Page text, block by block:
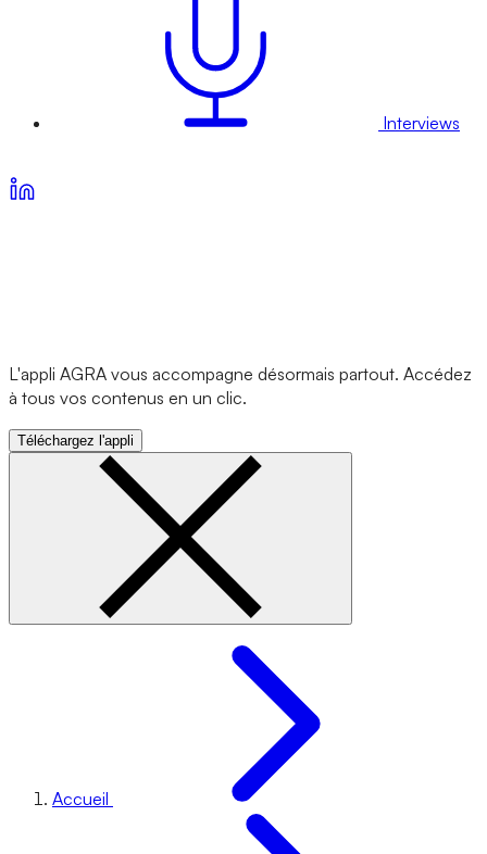
Interviews
L'appli AGRA vous accompagne désormais partout. Accédez
à tous vos contenus en un clic.
Téléchargez l'appli
Accueil